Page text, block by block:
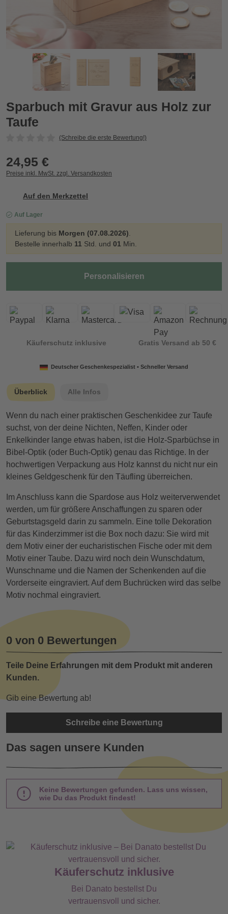
Sparbuch mit Gravur aus Holz zur Taufe
Sparbuch mit Gravur aus Holz zur
Taufe
(Schreibe die erste Bewertung!)
24,95 €
Preise inkl. MwSt. zzgl. Versandkosten
Auf den Merkzettel
Auf Lager
Lieferung bis Morgen (07.08.2026).
Bestelle innerhalb 11 Std. und 01 Min.
Personalisieren
Käuferschutz inklusive Gratis Versand ab 50 €
Deutscher Geschenkespezialist • Schneller Versand
Überblick Alle Infos
Wenn du nach einer praktischen Geschenkidee zur Taufe
suchst, von der deine Nichten, Neffen, Kinder oder
Enkelkinder lange etwas haben, ist die Holz-Sparbüchse in
Bibel-Optik (oder Buch-Optik) genau das Richtige. In der
hochwertigen Verpackung aus Holz kannst du nicht nur ein
kleines Geldgeschenk für den Täufling überreichen.
Im Anschluss kann die Spardose aus Holz weiterverwendet
werden, um für größere Anschaffungen zu sparen oder
Geburtstagsgeld darin zu sammeln. Eine tolle Dekoration
für das Kinderzimmer ist die Box noch dazu: Sie wird mit
dem Motiv einer der eucharistischen Fische oder mit dem
Motiv einer Taube. Dazu wird noch dein Wunschdatum,
Wunschname und die Namen der Schenkenden auf die
Vorderseite eingraviert. Auf dem Buchrücken wird das selbe
Motiv nochmal eingraviert.
0 von 0 Bewertungen
Teile Deine Erfahrungen mit dem Produkt mit anderen
Kunden.
Gib eine Bewertung ab!
Schreibe eine Bewertung
Das sagen unsere Kunden
Keine Bewertungen gefunden. Lass uns wissen,
wie Du das Produkt findest!
Käuferschutz inklusive
Bei Danato bestellst Du
vertrauensvoll und sicher.